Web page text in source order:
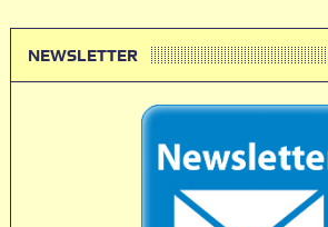
NEWSLETTER